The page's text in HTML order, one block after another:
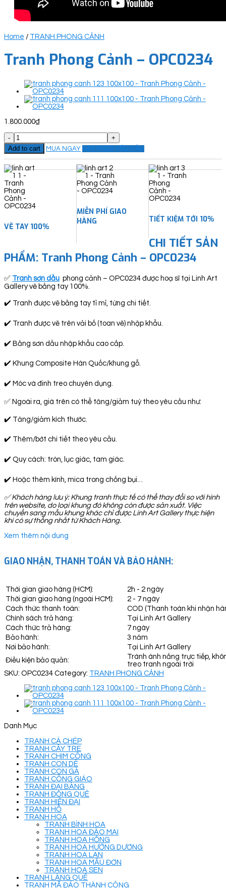
Home / TRANH PHONG CẢNH
Tranh Phong Cảnh – OPC0234
1.800.000₫
Tranh
Phong
Cảnh
-
OPC0234
quantity
Add to cart MUA NGAY ĐẶT THEO YÊU CẦU
VẼ TAY 100%
MIỄN PHÍ GIAO
HÀNG
TIẾT KIỆM TỚI 10%
CHI TIẾT SẢN
PHẨM: Tranh Phong Cảnh – OPC0234
✅ Tranh sơn dầu phong cảnh – OPC0234 được hoạ sĩ tại Linh Art
Gallery vẽ bằng tay 100%.
✔️ Tranh được vẽ bằng tay tỉ mỉ, từng chi tiết.
✔️ Tranh được vẽ trên vải bố (toan vẽ) nhập khẩu.
✔️ Bằng sơn dầu nhập khẩu cao cấp.
✔️ Khung Composite Hàn Quốc/khung gỗ.
✔️ Móc và đinh treo chuyên dụng.
✅ Ngoài ra, giá trên có thể tăng/giảm tuỳ theo yêu cầu như:
✔️ Tăng/giảm kích thước.
✔️ Thêm/bớt chi tiết theo yêu cầu.
✔️ Quy cách: tròn, lục giác, tam giác.
✔️ Hoặc thêm kính, mica trong chống bụi…
✅ Khách hàng lưu ý: Khung tranh thực tế có thể thay đổi so với hình
trên website, do loại khung đó không còn được sản xuất. Việc
chuyển sang mẫu khung khác chỉ được Linh Art Gallery thực hiện
khi có sự thống nhất từ Khách Hàng.
Xem thêm nội dung
GIAO NHẬN, THANH TOÁN VÀ BẢO HÀNH:
Thời gian giao hàng (HCM):
2h - 2 ngày
Thời gian giao hàng (ngoài HCM):
2 - 7 ngày
Cách thức thanh toán:
COD (Thanh toán khi nhận
Chính sách trả hàng:
Tại Linh Art Gallery
Cách thức trả hàng:
7 ngày
Bảo hành:
3 năm
Nơi bảo hành:
Tại Linh Art Gallery
Điều kiện bảo quản:
Tránh ánh nắng trực tiếp,
treo tranh ngoài trời
SKU: OPC0234 Category: TRANH PHONG CẢNH
Danh Mục
TRANH CÁ CHÉP
TRANH CÂY TRE
TRANH CHIM CÔNG
TRANH CON DÊ
TRANH CON GÀ
TRANH CÔNG GIÁO
TRANH ĐẠI BÀNG
TRANH ĐỒNG QUÊ
TRANH HIỆN ĐẠI
TRANH HỔ
TRANH HOA
TRANH BÌNH HOA
TRANH HOA ĐÀO MAI
TRANH HOA HỒNG
TRANH HOA HƯỚNG DƯƠNG
TRANH HOA LAN
TRANH HOA MẪU ĐƠN
TRANH HOA SEN
TRANH LÀNG QUÊ
TRANH MÃ ĐÁO THÀNH CÔNG